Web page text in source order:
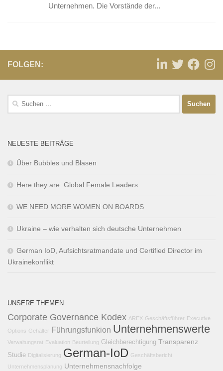
Unternehmen. Die Vorstände der...
FOLGEN:
NEUESTE BEITRÄGE
Über Bubbles und Blasen
Here they are: Global Female Leaders
WE NEED MORE WOMEN ON BOARDS
Ukraine – wie verhalten sich deutsche Unternehmen
German IoD, Aufsichtsratmandate und Certified Director im
Ukrainekonflikt
UNSERE THEMEN
Corporate Governance Kodex AREX Geschäftsführer Executive
Options Gehälter Führungsfunkion Unternehmenswerte
Verwaltungsrat Evaluation Beurteilung Gleichberechtigung Transparenz
Studie Digitalisierung German-IoD Geschäftsbericht
Unternehmensplanung Unternehmensnachfolge